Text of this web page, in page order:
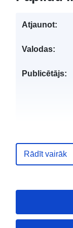
Atjaunot:
Valodas:
Publicētājs:
Kataloga
Rādīt vairāk